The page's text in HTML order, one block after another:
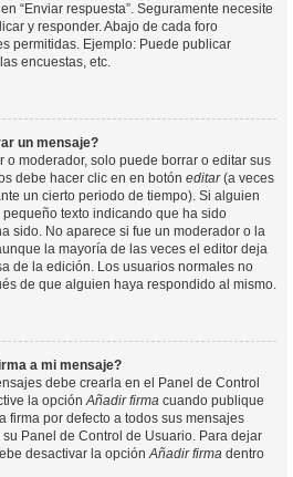
“Enviar respuesta”. Seguramente necesite
y responder. Abajo de cada foro
permitidas. Ejemplo: Puede publicar
encuestas, etc.
un mensaje?
o moderador, solo puede borrar o editar sus
debe hacer clic en en botón editar(a veces
un cierto periodo de tiempo). Si alguien
texto indicando que ha sido
sido. No aparece si fue un moderador o la
la mayoría de las veces el editor deja
de la edición. Los usuarios normales no
de que alguien haya respondido al mismo.
a mi mensaje?
debe crearla en el Panel de Control
la opciónAñadir firma cuando publique
firma por defecto a todos sus mensajes
Panel de Control de Usuario. Para dejar
desactivar la opciónAñadir firma dentro